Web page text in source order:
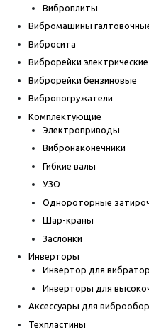
Виброплиты
Вибромашины
Вибросита
Виброрейки электрические
Виброрейки бензиновые
Вибропогружатели
Комплектующие
Электроприводы
Вибронаконечники
Гибкие валы
УЗО
Однороторные
Шар-краны
Заслонки
Инверторы
Инвертор для
Инверторы для
Аксессуары для
Техпластины